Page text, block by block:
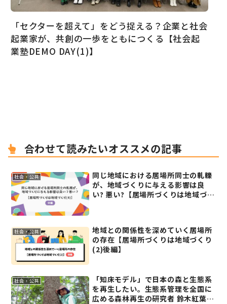
「セクターを超えて」をどう捉える？企業と社会
起業家が、共創の一歩をともにつくる【社会起
業塾DEMO DAY(1)】
合わせて読みたいオススメの記事
社会・公共
同じ地域における居場所同士の軋轢
が、地域づくりに与える影響は良
い? 悪い?【居場所づくりは地域づく
社会・公共
地域との関係性を深めていく居場所
の存在【居場所づくりは地域づくり
(2)後編】
社会・公共
「知床モデル」で日本の森と生態系
を再生したい。生態系管理を全国に
広める森林再生の研究者 鈴木紅葉さ